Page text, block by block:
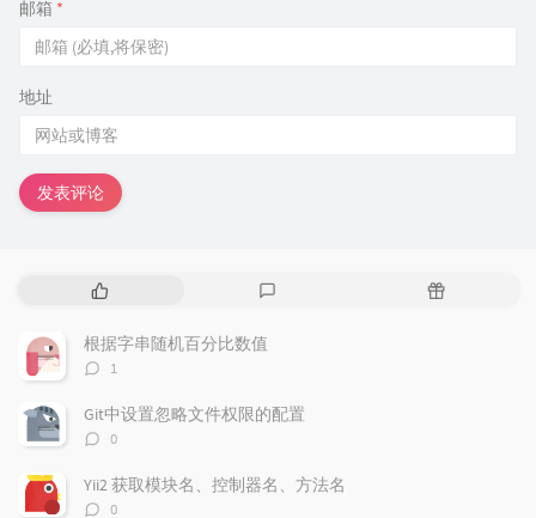
邮箱 *
地址
发表评论
热
文
章
随
根据字串随机百分比数值
评
数：
1
Git中设置忽略文件权限的配置
评
数：
0
Yii2 获取模块名、控制器名、方法名
评
0